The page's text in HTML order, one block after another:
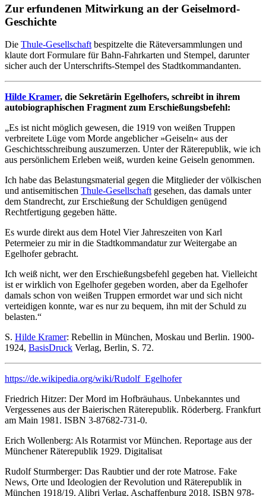
Zur erfundenen Mitwirkung an der Geiselmord-
Geschichte
Die Thule-Gesellschaft bespitzelte die Räteversammlungen und
klaute dort Formulare für Bahn-Fahrkarten und Stempel, darunter
sicher auch der Unterschrifts-Stempel des Stadtkommandanten.
Hilde Kramer, die Sekretärin Egelhofers, schreibt in ihrem
autobiographischen Fragment zum Erschießungsbefehl:
„Es ist nicht möglich gewesen, die 1919 von weißen Truppen
verbreitete Lüge vom Morde angeblicher »Geiseln« aus der
Geschichtsschreibung auszumerzen. Unter der Räterepublik, wie ich
aus persönlichem Erleben weiß, wurden keine Geiseln genommen.
Ich habe das Belastungsmaterial gegen die Mitglieder der völkischen
und antisemitischen Thule-Gesellschaft gesehen, das damals unter
dem Standrecht, zur Erschießung der Schuldigen genügend
Rechtfertigung gegeben hätte.
Es wurde direkt aus dem Hotel Vier Jahreszeiten von Karl
Petermeier zu mir in die Stadtkommandatur zur Weitergabe an
Egelhofer gebracht.
Ich weiß nicht, wer den Erschießungsbefehl gegeben hat. Vielleicht
ist er wirklich von Egelhofer gegeben worden, aber da Egelhofer
damals schon von weißen Truppen ermordet war und sich nicht
verteidigen konnte, war es nur zu bequem, ihn mit der Schuld zu
belasten.“
S. Hilde Kramer: Rebellin in München, Moskau und Berlin. 1900-
1924, BasisDruck Verlag, Berlin, S. 72.
https://de.wikipedia.org/wiki/Rudolf_Egelhofer
Friedrich Hitzer: Der Mord im Hofbräuhaus. Unbekanntes und
Vergessenes aus der Baierischen Räterepublik. Röderberg. Frankfurt
am Main 1981. ISBN 3-87682-731-0.
Erich Wollenberg: Als Rotarmist vor München. Reportage aus der
Münchener Räterepublik 1929. Digitalisat
Rudolf Sturmberger: Das Raubtier und der rote Matrose. Fake
News, Orte und Ideologien der Revolution und Räterepublik in
München 1918/19. Alibri Verlag, Aschaffenburg 2018, ISBN 978-